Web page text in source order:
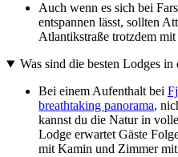
Auch wenn es sich bei
entspannen lässt, sollten
Atlantikstraße trotzdem
Was sind die besten Lodges in
Bei einem Aufenthalt bei
breathtaking panorama,
kannst du die Natur in
Lodge erwartet Gäste
mit Kamin und Zimmer